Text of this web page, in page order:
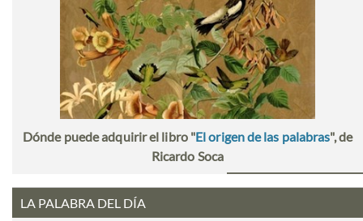
Dónde puede adquirir el libro "El origen de las palabras", de
Ricardo Soca
LA PALABRA DEL DÍA